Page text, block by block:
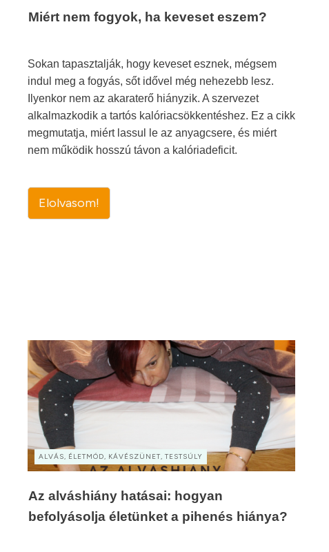
Miért nem fogyok, ha keveset eszem?
Sokan tapasztalják, hogy keveset esznek, mégsem
indul meg a fogyás, sőt idővel még nehezebb lesz.
Ilyenkor nem az akaraterő hiányzik. A szervezet
alkalmazkodik a tartós kalóriacsökkentéshez. Ez a cikk
megmutatja, miért lassul le az anyagcsere, és miért
nem működik hosszú távon a kalóriadeficit.
Elolvasom!
ALVÁS, ÉLETMÓD, KÁVÉSZÜNET, TESTSÚLY
Az alváshiány hatásai: hogyan
befolyásolja életünket a pihenés hiánya?